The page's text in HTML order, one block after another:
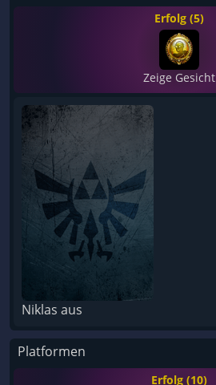
Erfolg (5)
Zeige Gesicht
Niklas aus
Platformen
Erfolg (10)